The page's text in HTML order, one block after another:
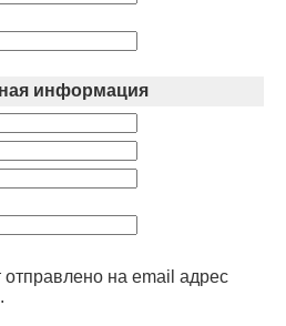
информация
на email адрес